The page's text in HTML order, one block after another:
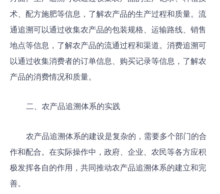
术、配方施肥等信息，了解农产品的生产过程和质量。流
通追溯可以通过收集农产品的包装规格、运输路线、销售
地点等信息，了解农产品的流通过程和渠道。消费追溯可
以通过收集消费者的订单信息、购买记录等信息，了解农
产品的消费情况和质量。
二、农产品追溯体系的实践
农产品追溯体系的建设是复杂的，需要多个部门的合
作和配合。在实际操作中，政府、企业、农民等各方应积
极发挥各自的作用，共同推动农产品追溯体系的建立和完
善。